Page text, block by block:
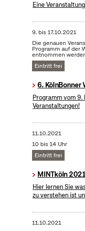
Eine
9. bis17.10.2021
Die genauen
Programm auf der
entnommen
Eintritt frei
6. KölnBonner
Programm vom
Veranstaltungen!
11.10.2021
10 bis 14 Uhr
Eintritt frei
MINTköln
Hier lernen Sie
zu verstehen ist
11.10.2021